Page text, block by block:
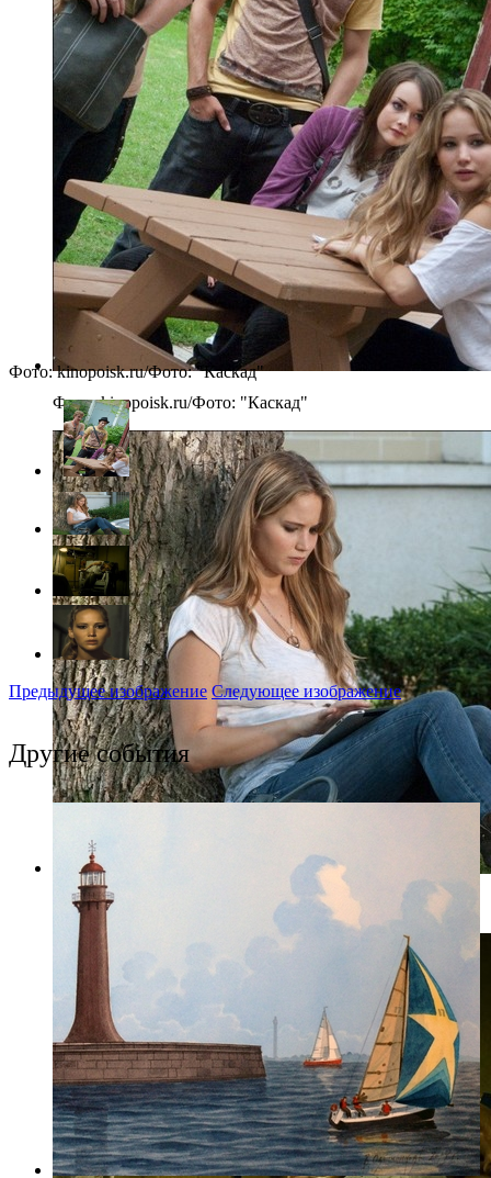
Фото: kinopoisk.ru/Фото: "Каскад"
Фото: kinopoisk.ru/Фото: "Каскад"
Фото: kinopoisk.ru/Фото: "Каскад"
Предыдущее изображение Следующее изображение
Другие события